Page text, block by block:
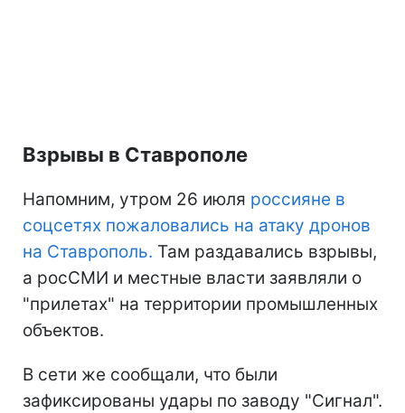
Взрывы в Ставрополе
Напомним, утром 26 июля россияне в
соцсетях пожаловались на атаку дронов
на Ставрополь. Там раздавались взрывы,
а росСМИ и местные власти заявляли о
"прилетах" на территории промышленных
объектов.
В сети же сообщали, что были
зафиксированы удары по заводу "Сигнал".